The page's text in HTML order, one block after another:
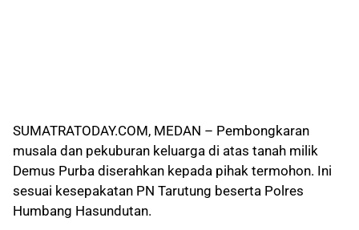
SUMATRATODAY.COM, MEDAN – Pembongkaran
musala dan pekuburan keluarga di atas tanah milik
Demus Purba diserahkan kepada pihak termohon. Ini
sesuai kesepakatan PN Tarutung beserta Polres
Humbang Hasundutan.